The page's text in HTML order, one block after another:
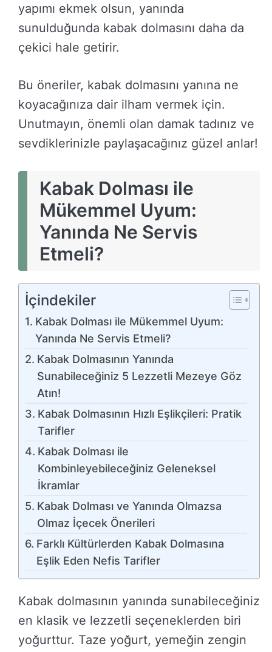
yapımı ekmek olsun, yanında
sunulduğunda kabak dolmasını daha da
çekici hale getirir.
Bu öneriler, kabak dolmasını yanına ne
koyacağınıza dair ilham vermek için.
Unutmayın, önemli olan damak tadınız ve
sevdiklerinizle paylaşacağınız güzel anlar!
Kabak Dolması ile
Mükemmel Uyum:
Yanında Ne Servis
Etmeli?
İçindekiler
Kabak Dolması ile Mükemmel Uyum:
Yanında Ne Servis Etmeli?
Kabak Dolmasının Yanında
Sunabileceğiniz 5 Lezzetli Mezeye Göz
Atın!
Kabak Dolmasının Hızlı Eşlikçileri: Pratik
Tarifler
Kabak Dolması ile
Kombinleyebileceğiniz Geleneksel
İkramlar
Kabak Dolması ve Yanında Olmazsa
Olmaz İçecek Önerileri
Farklı Kültürlerden Kabak Dolmasına
Eşlik Eden Nefis Tarifler
Kabak dolmasının yanında sunabileceğiniz
en klasik ve lezzetli seçeneklerden biri
yoğurttur. Taze yoğurt, yemeğin zengin